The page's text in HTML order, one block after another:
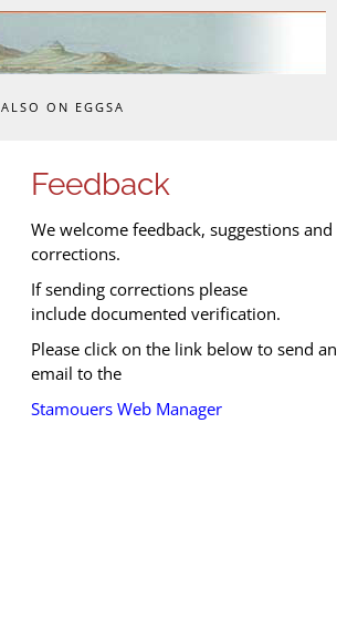
ALSO ON EGGSA
Feedback
We welcome feedback, suggestions and
corrections.
If sending corrections please
include documented verification.
Please click on the link below to send an
email to the
Stamouers Web Manager